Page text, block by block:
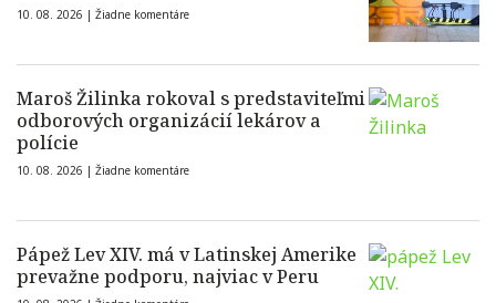
10. 08. 2026 | Žiadne komentáre
Maroš Žilinka rokoval s predstaviteľmi
odborových organizácií lekárov a
polície
10. 08. 2026 | Žiadne komentáre
Pápež Lev XIV. má v Latinskej Amerike
prevažne podporu, najviac v Peru